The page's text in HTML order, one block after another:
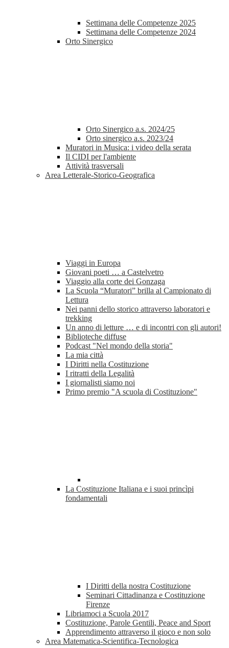
Settimana delle Competenze 2025
Settimana delle Competenze 2024
Orto Sinergico
Orto Sinergico a.s. 2024/25
Orto sinergico a.s. 2023/24
Muratori in Musica: i video della serata
Il CIDI per l'ambiente
Attività trasversali
Area Letterale-Storico-Geografica
Viaggi in Europa
Giovani poeti … a Castelvetro
Viaggio alla corte dei Gonzaga
La Scuola “Muratori” brilla al Campionato di
Lettura
Nei panni dello storico attraverso laboratori e
trekking
Un anno di letture … e di incontri con gli autori!
Biblioteche diffuse
Podcast "Nel mondo della storia"
La mia città
I Diritti nella Costituzione
I ritratti della Legalità
I giornalisti siamo noi
Primo premio "A scuola di Costituzione"
La Costituzione Italiana e i suoi princìpi
fondamentali
I Diritti della nostra Costituzione
Seminari Cittadinanza e Costituzione
Firenze
Libriamoci a Scuola 2017
Costituzione, Parole Gentili, Peace and Sport
Apprendimento attraverso il gioco e non solo
Area Matematica-Scientifica-Tecnologica